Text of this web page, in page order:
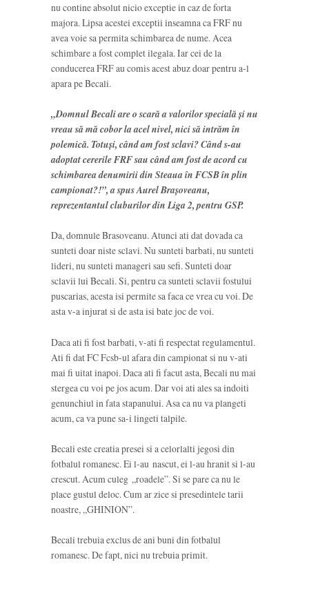
nu contine absolut nicio exceptie in caz de forta
majora. Lipsa acestei exceptii inseamna ca FRF nu
avea voie sa permita schimbarea de nume. Acea
schimbare a fost complet ilegala. Iar cei de la
conducerea FRF au comis acest abuz doar pentru a-l
apara pe Becali.
„Domnul Becali are o scară a valorilor specială şi nu
vreau să mă cobor la acel nivel, nici să intrăm în
polemică. Totuşi, când am fost sclavi? Când s-au
adoptat cererile FRF sau când am fost de acord cu
schimbarea denumirii din Steaua în FCSB în plin
campionat?!”, a spus Aurel Brașoveanu,
reprezentantul cluburilor din Liga 2, pentru GSP.
Da, domnule Brasoveanu. Atunci ati dat dovada ca
sunteti doar niste sclavi. Nu sunteti barbati, nu sunteti
lideri, nu sunteti manageri sau sefi. Sunteti doar
sclavii lui Becali. Si, pentru ca sunteti sclavii fostului
puscarias, acesta isi permite sa faca ce vrea cu voi. De
asta v-a injurat si de asta isi bate joc de voi.
Daca ati fi fost barbati, v-ati fi respectat regulamentul.
Ati fi dat FC Fcsb-ul afara din campionat si nu v-ati
mai fi uitat inapoi. Daca ati fi facut asta, Becali nu mai
stergea cu voi pe jos acum. Dar voi ati ales sa indoiti
genunchiul in fata stapanului. Asa ca nu va plangeti
acum, ca va pune sa-i lingeti talpile.
Becali este creatia presei si a celorlalti jegosi din
fotbalul romanesc. Ei l-au nascut, ei l-au hranit si l-au
crescut. Acum culeg „roadele”. Si se pare ca nu le
place gustul deloc. Cum ar zice si presedintele tarii
noastre, „GHINION”.
Becali trebuia exclus de ani buni din fotbalul
romanesc. De fapt, nici nu trebuia primit.